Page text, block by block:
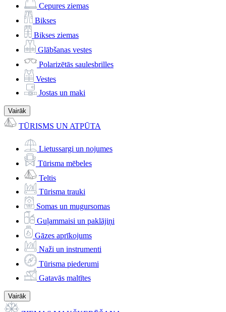
Cepures ziemas
Bikses
Bikses ziemas
Glābšanas vestes
Polarizētās saulesbrilles
Vestes
Jostas un maki
Vairāk
TŪRISMS UN ATPŪTA
Lietussargi un nojumes
Tūrisma mēbeles
Teltis
Tūrisma trauki
Somas un mugursomas
Guļammaisi un paklājiņi
Gāzes aprīkojums
Naži un instrumenti
Tūrisma piederumi
Gatavās maltītes
Vairāk